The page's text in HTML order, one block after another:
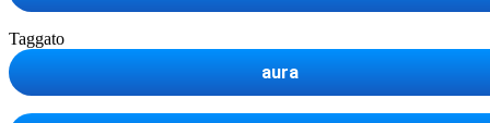
Taggato
aura